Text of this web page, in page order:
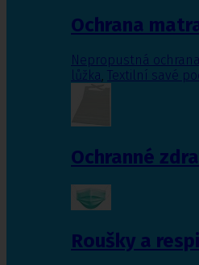
Ochrana
Nepropustná ochrana
lůžka, Textilní savé
Ochranné
Roušky a